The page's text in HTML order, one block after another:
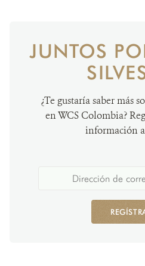
JUNTOS
¿Te gustaría saber más
en WCS Colombia?
información